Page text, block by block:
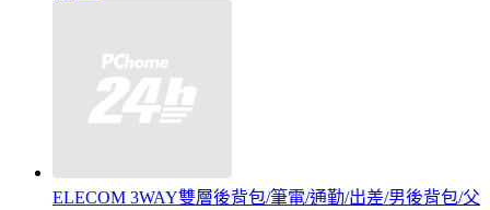
ELECOM 3WAY雙層後背包/筆電/通勤/出差/男後背包/父